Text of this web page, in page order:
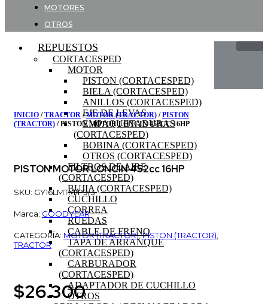
MOTORES
OTROS
REPUESTOS
CORTACESPED
MOTOR
PISTON (CORTACESPED)
BIELA (CORTACESPED)
ANILLOS (CORTACESPED)
EJE DE LEVAS
EMPAQUETADURAS
(CORTACESPED)
BOBINA (CORTACESPED)
OTROS (CORTACESPED)
FILTROS DE AIRE
(CORTACESPED)
BUJIA (CORTACESPED)
CUCHILLO
CORREA
RUEDAS
CABLE DE FRENO
TAPA DE ARRANQUE
(CORTACESPED)
CARBURADOR
(CORTACESPED)
ADAPTADOR DE CUCHILLO
OTROS
INICIO /TRACTOR /MOTOR (TRACTOR) /PISTON
(TRACTOR) / PISTON MOTOR LONCIN 452CC 16HP
PISTON MOTOR LONCIN 452cc 16HP
SKU: GY16LMTM/P9/3
Marca: GOODYEAR
CATEGORÍA: MOTOR (TRACTOR),PISTON (TRACTOR)
TRACTOR
$26.300